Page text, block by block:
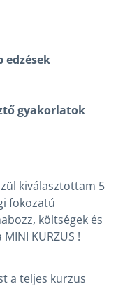
edzések
gyakorlatok
kiválasztottam 5
fokozatú
költségek és
KURZUS !
a teljes kurzus